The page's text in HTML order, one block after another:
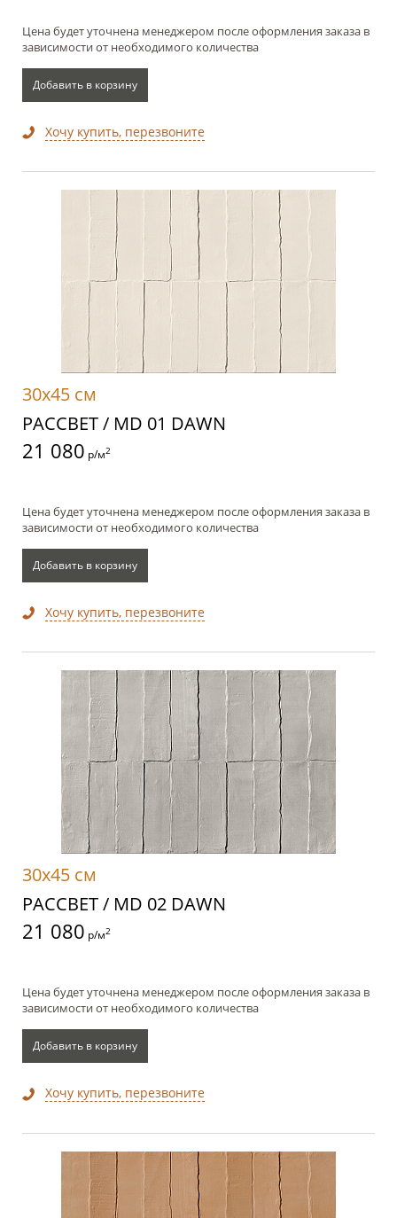
Цена будет уточнена менеджером после оформления заказа в
зависимости от необходимого количества
Добавить в корзину
Хочу купить, перезвоните
30x45 см
РАССВЕТ / MD 01 DAWN
21 080 р/м2
Цена будет уточнена менеджером после оформления заказа в
зависимости от необходимого количества
Добавить в корзину
Хочу купить, перезвоните
30x45 см
РАССВЕТ / MD 02 DAWN
21 080 р/м2
Цена будет уточнена менеджером после оформления заказа в
зависимости от необходимого количества
Добавить в корзину
Хочу купить, перезвоните